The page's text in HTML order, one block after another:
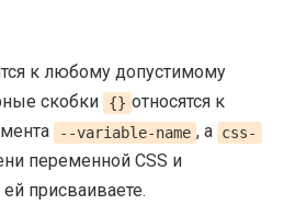
к любому допустимому
скобки
{} относятся к
--variable-name , а css-
переменной CSS и
присваиваете.